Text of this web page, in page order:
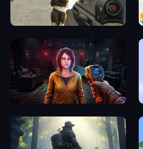
Masked Forces
Survival Zone Zombie Outbreak